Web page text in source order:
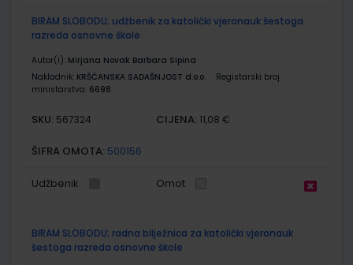
BIRAM SLOBODU; udžbenik za katolički vjeronauk šestoga
razreda osnovne škole
Autor(i): Mirjana Novak Barbara Sipina
Nakladnik: KRŠĆANSKA SADAŠNJOST d.o.o.
Registarski broj
ministarstva: 6698
SKU: 567324 CIJENA: 11,08 €
ŠIFRA OMOTA: 500156
Udžbenik Omot
BIRAM SLOBODU; radna bilježnica za katolički vjeronauk
šestoga razreda osnovne škole